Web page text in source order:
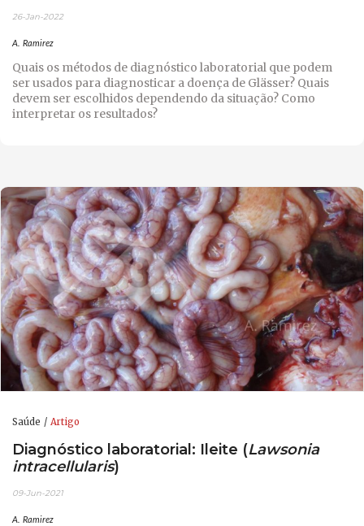
26-Jan-2022
A. Ramirez
Quais os métodos de diagnóstico laboratorial que podem
ser usados para diagnosticar a doença de Glässer? Quais
devem ser escolhidos dependendo da situação? Como
interpretar os resultados?
Saúde Artigo
Diagnóstico laboratorial: Ileite (Lawsonia
intracellularis)
09-Jun-2021
A. Ramirez